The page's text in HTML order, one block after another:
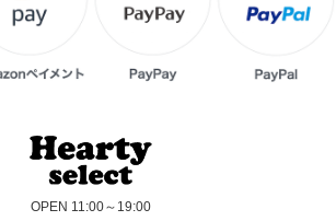
OPEN 11:00～19:00